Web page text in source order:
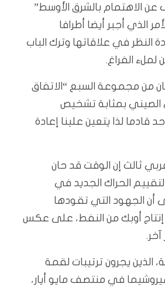
عن الاهتمام بالشرق الأوسط”
الذي أجبر أيضا أطرافا
النظر في علاقاتها وترك الباب
لملء الفراغ.
من مجموعة السبع “الاتفاق
الصيني بمثابة تشخيص
قادما لذا يتعين علينا إعادة
ثالث إن الوقت قد حان
الحراك الجديد في
أن الجهود التي تقودها
أوبك من النفط، على عكس
الذين يجرون ترتيبات لقمة
في منتصف مايو أيار،